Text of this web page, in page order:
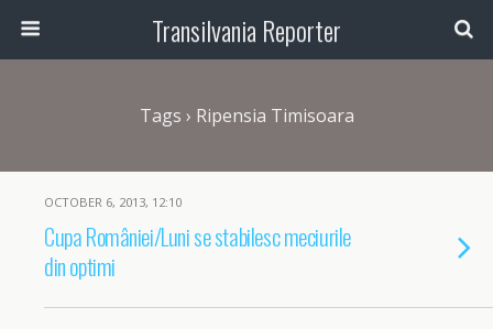
Transilvania Reporter
Tags › Ripensia Timisoara
OCTOBER 6, 2013, 12:10
Cupa României/Luni se stabilesc meciurile
din optimi